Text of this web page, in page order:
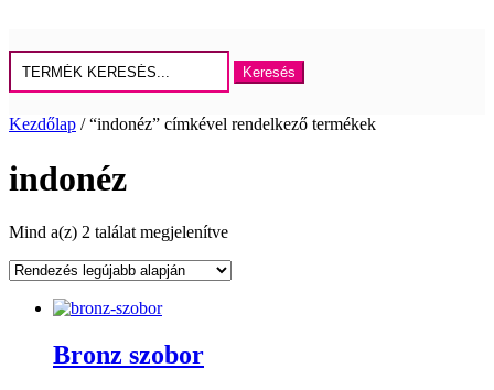
Keresés
erre:
Kezdőlap / “indonéz” címkével rendelkező termékek
indonéz
Mind a(z) 2 találat megjelenítveSorted
Bronz szobor